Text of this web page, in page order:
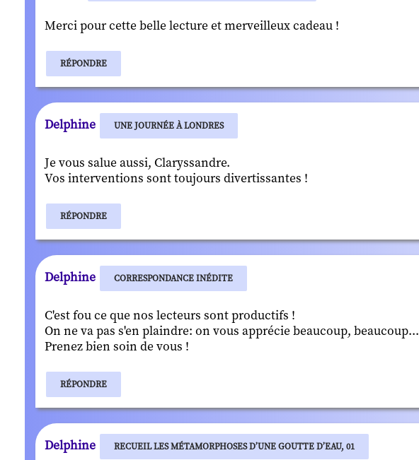
Merci pour cette belle lecture et merveilleux cadeau !
RÉPONDRE
Delphine UNE JOURNÉE À LONDRES
Je vous salue aussi, Claryssandre.
Vos interventions sont toujours divertissantes !
RÉPONDRE
Delphine CORRESPONDANCE INÉDITE
C'est fou ce que nos lecteurs sont productifs !
On ne va pas s'en plaindre: on vous apprécie beaucoup, beaucoup...
Prenez bien soin de vous !
RÉPONDRE
Delphine RECUEIL LES MÉTAMORPHOSES D’UNE GOUTTE D’EAU, 01